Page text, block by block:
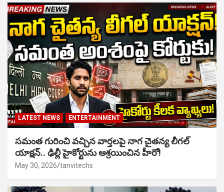
LATEST NEWS ENTERTAINMENT
సమంత గురించి వచ్చిన వార్తలపై నాగ చైతన్య లీగల్
యాక్షన్.. ఢిల్లీ హైకోర్టును ఆశ్రయించిన హీరో!
May 30, 2026 tanvitechs